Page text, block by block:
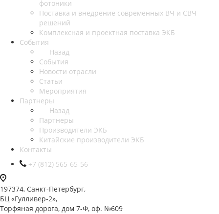
фотоники
Поставка и внедрение современных ВЧ и СВЧ
решений
Комплексная и проектная поставка ЭКБ
События
Назад
События
Новости отрасли
Статьи
Мероприятия
Партнеры
Назад
Партнеры
Производители ЭКБ
Китайские производители ЭКБ
Контакты
+7 (812) 565-65-56
197374, Санкт-Петербург,
БЦ «Гулливер-2»,
Торфяная дорога, дом 7-Ф, оф. №609